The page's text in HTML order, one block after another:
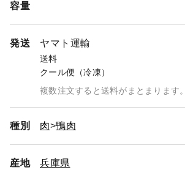
容量
発送 ヤマト運輸
送料
クール便（冷凍）
複数注文すると送料がまとまります。
種別 肉 鴨肉
産地 兵庫県